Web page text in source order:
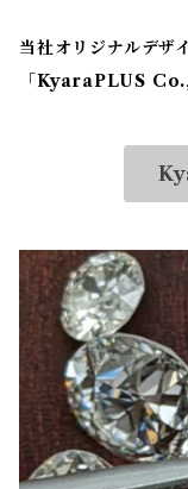
当社オリジナルデザ
「 KyaraPLUS